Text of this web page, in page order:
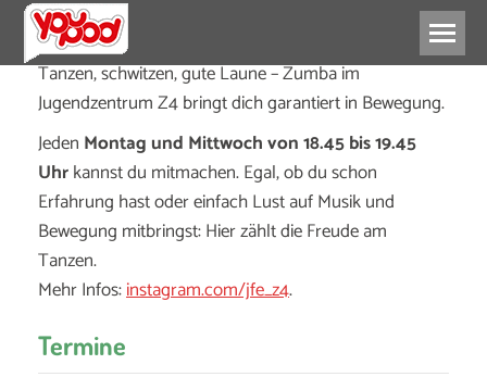
Tanzen, schwitzen, gute Laune – Zumba im
Jugendzentrum Z4 bringt dich garantiert in Bewegung.
Jeden Montag und Mittwoch von 18.45 bis 19.45
Uhrkannst du mitmachen. Egal, ob du schon
Erfahrung hast oder einfach Lust auf Musik und
Bewegung mitbringst: Hier zählt die Freude am
Tanzen.
Mehr Infos:instagram.com/jfe_z4.
Termine